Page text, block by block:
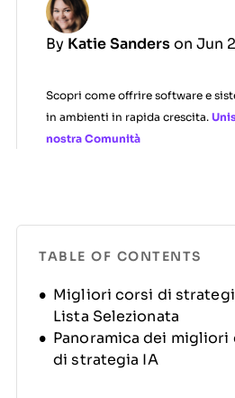
By Katie Sanders on Jun
Scopri come offrire software e
in ambienti in rapida crescita.
nostra Comunità
TABLE OF CONTENTS
Migliori corsi di
Lista Selezionata
Panoramica dei migliori
di strategia IA